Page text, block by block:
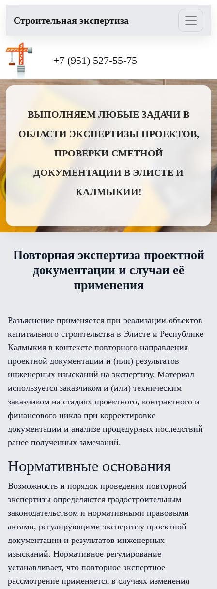
Cтроительная экспертиза
+7 (951) 527-55-75
ВЫПОЛНЯЕМ ЛЮБЫЕ ЗАДАЧИ В
ОБЛАСТИ ЭКСПЕРТИЗЫ ПРОЕКТОВ,
ПРОВЕРКИ СМЕТНОЙ
ДОКУМЕНТАЦИИ В ЭЛИСТЕ И
КАЛМЫКИИ!
Повторная экспертиза проектной
документации и случаи её
применения
Разъяснение применяется при реализации объектов
капитального строительства в Элисте и Республике
Калмыкия в контексте повторного направления
проектной документации и (или) результатов
инженерных изысканий на экспертизу. Материал
используется заказчиком и (или) техническим
заказчиком на стадиях проектного, контрактного и
финансового цикла при корректировке
документации и анализе процедурных последствий
ранее полученных замечаний.
Нормативные основания
Возможность и порядок проведения повторной
экспертизы определяются градостроительным
законодательством и нормативными правовыми
актами, регулирующими экспертизу проектной
документации и результатов инженерных
изысканий. Нормативное регулирование
устанавливает, что повторное экспертное
рассмотрение применяется в случаях изменения